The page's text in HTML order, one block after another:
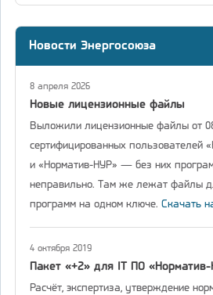
Новости Энергосоюза
8 апреля 2026
Новые лицензионные файлы
Выложили лицензионные файлы от
сертифицированных пользователей
и «Норматив-НУР» — без них
неправильно. Там же лежат файлы
программ на одном ключе. Скачать
4 октября 2019
Пакет «+2» для IT ПО
Расчёт, экспертиза, утверждение